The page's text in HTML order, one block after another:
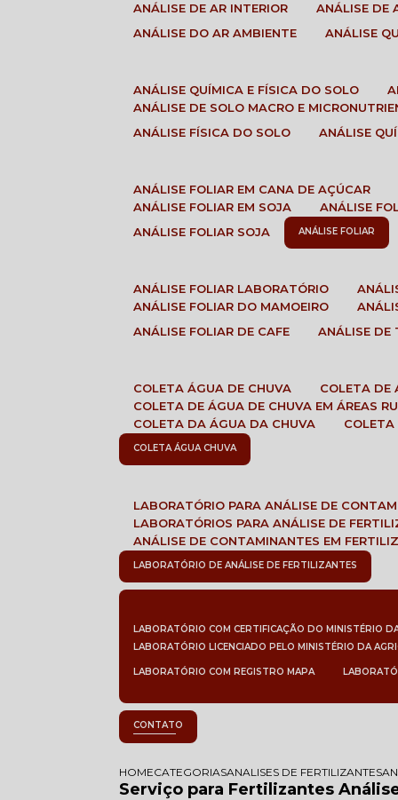
ANÁLISE DE AR INTERIOR
ANÁLISE
ANÁLISE DO AR AMBIENTE
ANÁLISE
ANÁLISE QUÍMICA E FÍSICA DO SOLO
ANÁLISE DE SOLO MACRO E
ANÁLISE FÍSICA DO SOLO
ANÁLISE
ANÁLISE FOLIAR EM CANA DE AÇÚCAR
ANÁLISE FOLIAR EM SOJA
ANÁLISE
ANÁLISE FOLIAR SOJA
ANÁLISE FOLIAR
ANÁLISE FOLIAR LABORATÓRIO
ANÁLISE FOLIAR DO MAMOEIRO
ANÁLISE FOLIAR DE CAFE
ANÁLISE
COLETA ÁGUA DE CHUVA
COLETA
COLETA DE ÁGUA DE CHUVA EM ÁREAS
COLETA DA ÁGUA DA CHUVA
COLETA ÁGUA CHUVA
LABORATÓRIO PARA ANÁLISE DE
LABORATÓRIOS PARA ANÁLISE DE
ANÁLISE DE CONTAMINANTES EM
LABORATÓRIO DE ANÁLISE DE FERTILIZANTES
LABORATÓRIO COM CERTIFICAÇÃO DO MINISTÉRIO
LABORATÓRIO LICENCIADO PELO MINISTÉRIO DA
LABORATÓRIO COM REGISTRO MAPA
CONTATO
HOMECATEGORIASANALISES DE FERTILIZANTES
Serviço para Fertilizantes